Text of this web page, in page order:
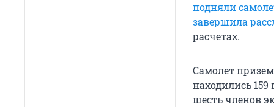
подняли
завершила
расчетах.
Самолет
находились
шесть членов